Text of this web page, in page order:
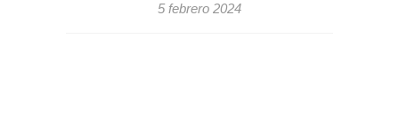
5 febrero 2024